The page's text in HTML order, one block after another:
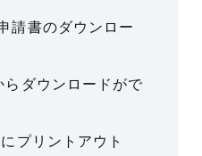
請書のダウンロー
ダウンロードがで
プリントアウト